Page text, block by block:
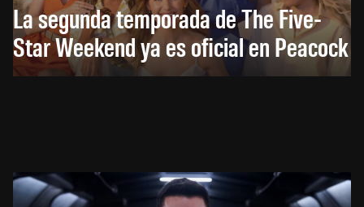
La segunda temporada de The Five-
Star Weekend ya es oficial en Peacock